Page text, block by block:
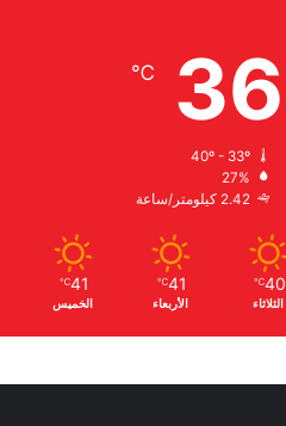
36
℃
27%
2.42 كيلومتر/ساعة
40
℃
الثلاثاء
41
℃
الأربعاء
41
℃
الخميس